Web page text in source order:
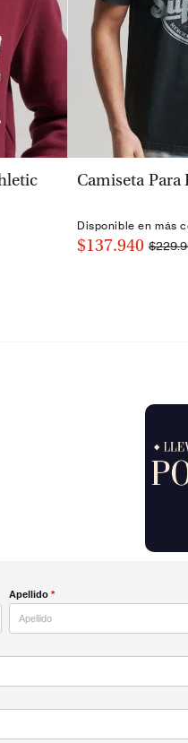
Camiseta
Disponible en más
$137.940
Apellido *